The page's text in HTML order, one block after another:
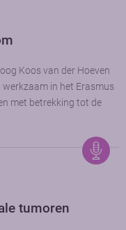
Koos van der Hoeven
in het Erasmus
met betrekking tot de
tumoren